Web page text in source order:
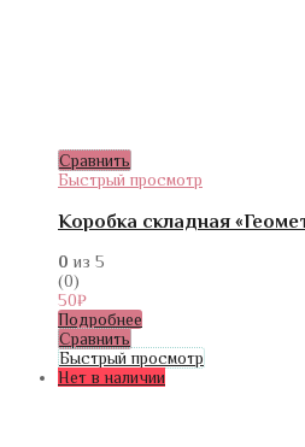
Сравнить
Быстрый просмотр
Коробка складная
0 из 5
(0)
50₽
Подробнее
Сравнить
Быстрый просмотр
Нет в наличии